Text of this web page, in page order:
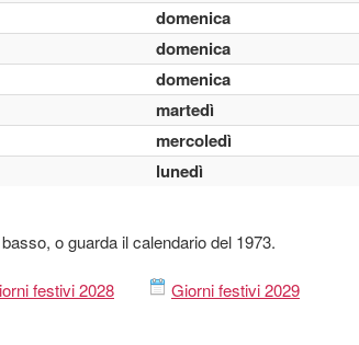
domenica
domenica
domenica
martedì
mercoledì
lunedì
o guarda il calendario del 1973.
festivi 2028 Giorni festivi 2029